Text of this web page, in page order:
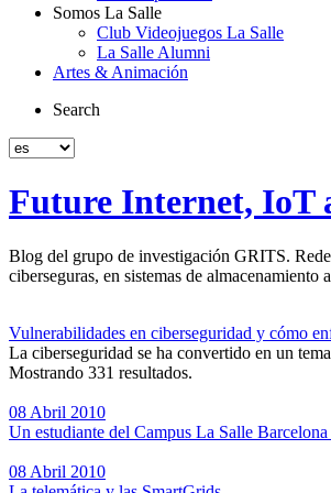
Somos La Salle
Club Videojuegos La Salle
La Salle Alumni
Artes & Animación
Search
Future Internet, IoT
Blog del grupo de investigación GRITS.
ciberseguras, en sistemas de
Vulnerabilidades en ciberseguridad y cómo
La ciberseguridad se ha convertido en un
Mostrando 331 resultados.
08 Abril 2010
Un estudiante del Campus La Salle
08 Abril 2010